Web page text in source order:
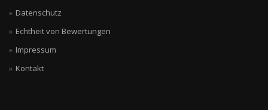
Datenschutz
Echtheit von Bewertungen
Impressum
Kontakt